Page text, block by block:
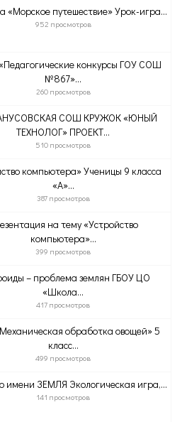
«Морское путешествие» Урок-игра...
952 просмотров
конкурсы ГОУ СОШ
№867»...
260 просмотров
СОШ КРУЖОК «ЮНЫЙ
ТЕХНОЛОГ» ПРОЕКТ...
510 просмотров
компьютера» Ученицы 9 класса
«А»...
387 просмотров
на тему «Устройство
компьютера»...
399 просмотров
– проблема землян ГБОУ ЦО
«Школа...
417 просмотров
обработка овощей» 5
класс...
499 просмотров
имени ЗЕМЛЯ Экологическая игра,...
141 просмотров